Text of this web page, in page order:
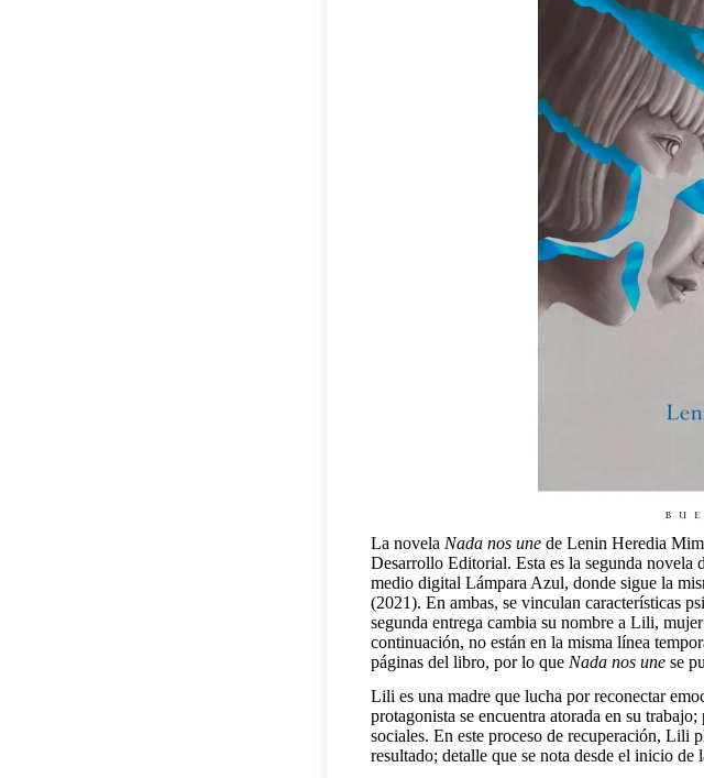
La novela Nada nos une de Lenin Heredia
Desarrollo Editorial. Esta es la segunda novela
medio digital Lámpara Azul, donde sigue la
(2021). En ambas, se vinculan características
segunda entrega cambia su nombre a Lili,
continuación, no están en la misma línea
páginas del libro, por lo que Nada nos une se
Lili es una madre que lucha por reconectar
protagonista se encuentra atorada en su
sociales. En este proceso de recuperación, Lili
resultado; detalle que se nota desde el inicio